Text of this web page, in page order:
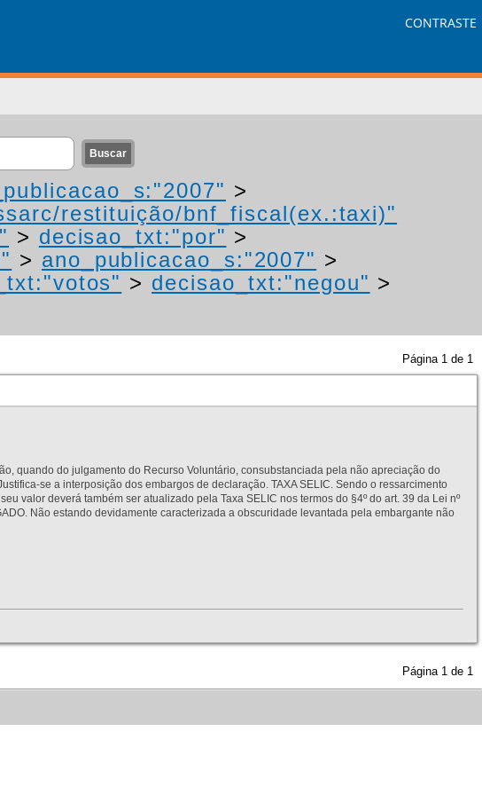
CONTRASTE
>
restituição/bnf_fiscal(ex.:taxi)"
> decisao_txt:"por" >
> ano_publicacao_s:"2007" >
> decisao_txt:"negou" >
Página 1 de 1
quando do julgamento do Recurso Voluntário, consubstanciada pela não apreciação do
se a interposição dos embargos de declaração. TAXA SELIC. Sendo o ressarcimento
valor deverá também ser atualizado pela Taxa SELIC nos termos do §4º do art. 39 da Lei nº
Não estando devidamente caracterizada a obscuridade levantada pela embargante não
Página 1 de 1